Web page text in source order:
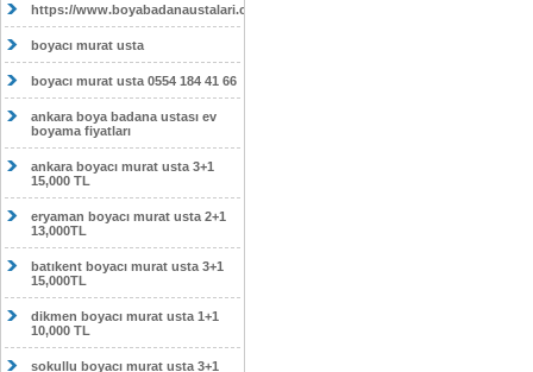
https://www.boyabadanaustalari.com/
boyacı murat usta
boyacı murat usta 0554 184 41 66
ankara boya badana ustası ev
boyama fiyatları
ankara boyacı murat usta 3+1
15,000 TL
eryaman boyacı murat usta 2+1
13,000TL
batıkent boyacı murat usta 3+1
15,000TL
dikmen boyacı murat usta 1+1
10,000 TL
sokullu boyacı murat usta 3+1